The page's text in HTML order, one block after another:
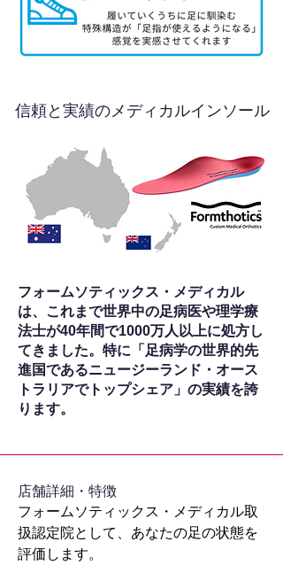
信頼と実績のメディカルインソール
フォームソティックス・メディカル
は、これまで世界中の足病医や理学療
法士が40年間で1000万人以上に処方し
てきました。特に「足病学の世界的先
進国であるニュージーランド・オース
トラリアでトップシェア」の実績を誇
ります。
​店舗詳細・特徴
フォームソティックス・メディカル取
扱認定院として、あなたの足の状態を
評価します。